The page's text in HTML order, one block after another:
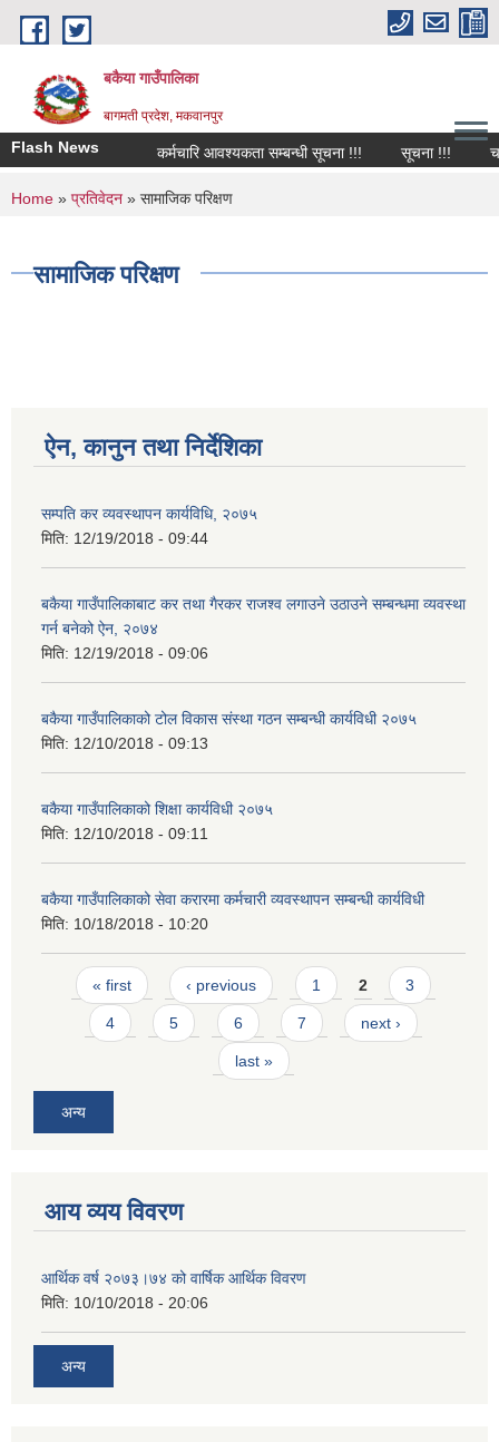
Skip to main content
बकैया गाउँपालिका
बागमती प्रदेश, मकवानपुर
Flash News कर्मचारि आवश्यकता सम्बन्धी सूचना !!! सूचना !!!
You are here
Home » प्रतिवेदन » सामाजिक परिक्षण
सामाजिक परिक्षण
ऐन, कानुन तथा निर्देशिका
सम्पति कर व्यवस्थापन कार्यविधि, २०७५
मिति: 12/19/2018 - 09:44
बकैया गाउँपालिकाबाट कर तथा गैरकर राजश्‍व लगाउने उठाउने सम्बन्धमा व्यवस्था
गर्न बनेको ऐन, २०७४
मिति: 12/19/2018 - 09:06
बकैया गाउँपालिकाको टोल विकास संस्था गठन सम्बन्धी कार्यविधी २०७५
मिति: 12/10/2018 - 09:13
बकैया गाउँपालिकाको शिक्षा कार्यविधी २०७५
मिति: 12/10/2018 - 09:11
बकैया गाउँपालिकाको सेवा करारमा कर्मचारी व्यवस्थापन सम्बन्धी कार्यविधी
मिति: 10/18/2018 - 10:20
Pages
« first ‹ previous 1 2 3
4 5 6 7 next ›
last »
अन्य
आय व्यय विवरण
आर्थिक वर्ष २०७३।७४ को वार्षिक आर्थिक विवरण
मिति: 10/10/2018 - 20:06
अन्य